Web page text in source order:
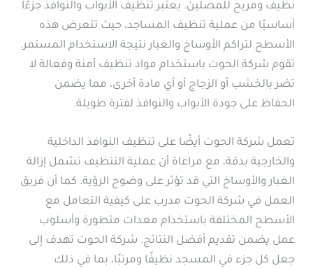
نظيف ومريح للمصلين. يعتبر تنظيف الأبواب والنوافذ جزءًا
أساسيًا من عملية تنظيف المساجد، حيث تتعرض هذه
الأسطح لتراكم الأوساخ والغبار نتيجة الاستخدام المستمر.
تقوم شركة الحوت باستخدام مواد تنظيف آمنة وفعالة لا
تضر بالخشب أو الزجاج أو أي مادة أخرى، مما يضمن
الحفاظ على جودة الأبواب والنوافذ لفترة طويلة.
تعمل شركة الحوت أيضًا على تنظيف النوافذ الداخلية
والخارجية بدقة، مع مراعاة أن عملية التنظيف تشمل إزالة
الغبار والأوساخ التي قد تؤثر على وضوح الرؤية. كما أن فريق
العمل في شركة الحوت مدرب على كيفية التعامل مع
الأسطح المختلفة باستخدام معدات متطورة وأسلوب
عمل يضمن تقديم أفضل النتائج. شركة الحوت تهدف إلى
جعل كل جزء في المسجد نظيفًا ومرتبًا، بما في ذلك